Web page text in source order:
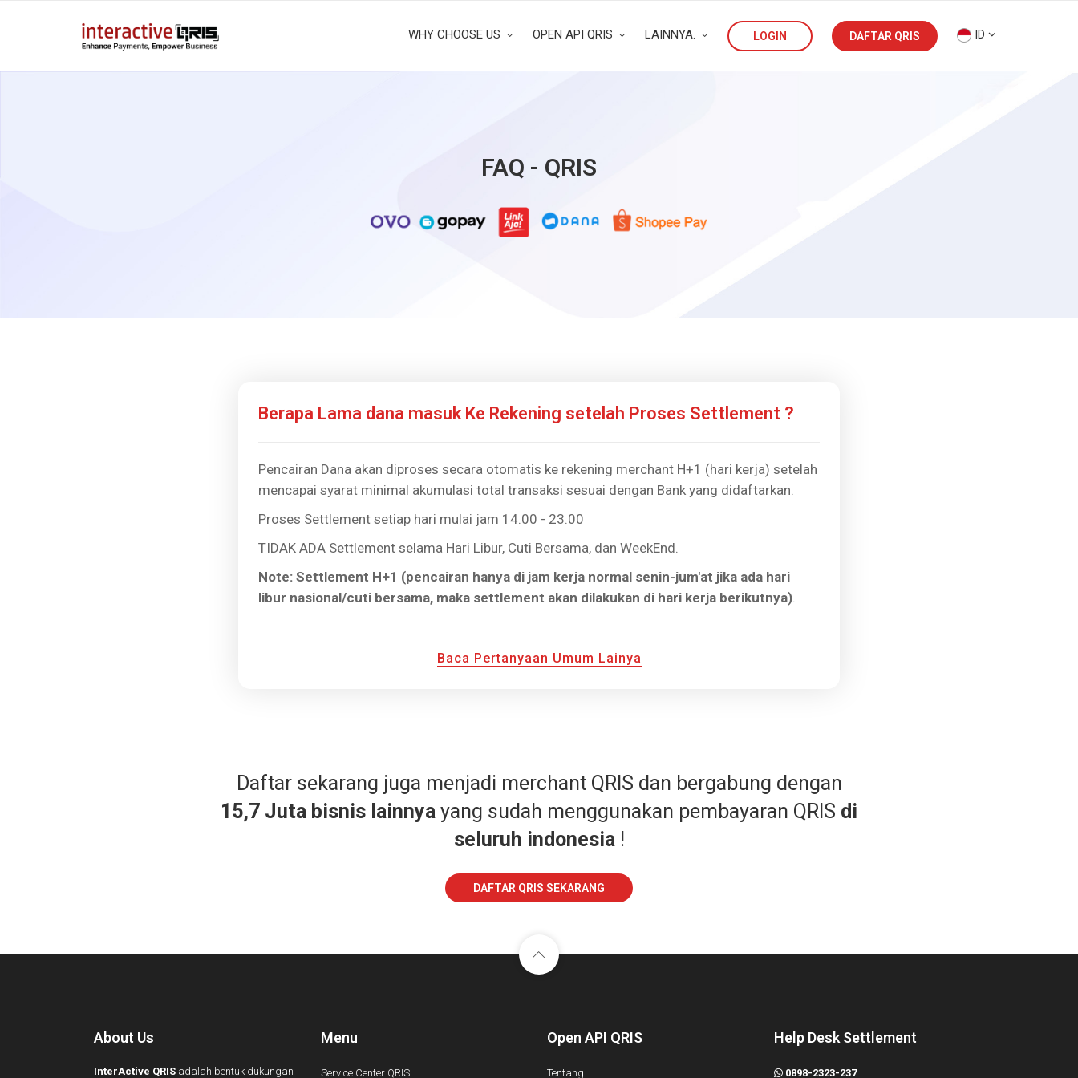
WHY CHOOSE US OPEN API QRIS LAINNYA. LOGIN DAFTAR QRIS ID
FAQ - QRIS
Berapa Lama dana masuk Ke Rekening setelah Proses Settlement ?
Pencairan Dana akan diproses secara otomatis ke rekening merchant H+1 (hari kerja) setelah
mencapai syarat minimal akumulasi total transaksi sesuai dengan Bank yang didaftarkan.
Proses Settlement setiap hari mulai jam 14.00 - 23.00
TIDAK ADA Settlement selama Hari Libur, Cuti Bersama, dan WeekEnd.
Note: Settlement H+1 (pencairan hanya di jam kerja normal senin-jum'at jika ada hari
libur nasional/cuti bersama, maka settlement akan dilakukan di hari kerja berikutnya).
Baca Pertanyaan Umum Lainya
Daftar sekarang juga menjadi merchant QRIS dan bergabung dengan
15,7 Juta bisnis lainnya yang sudah menggunakan pembayaran QRIS di
seluruh indonesia!
DAFTAR QRIS SEKARANG
About Us
InterActive QRIS adalah bentuk dukungan
Menu
Service Center QRIS
Open API QRIS
Tentang
Help Desk Settlement
0898-2323-237